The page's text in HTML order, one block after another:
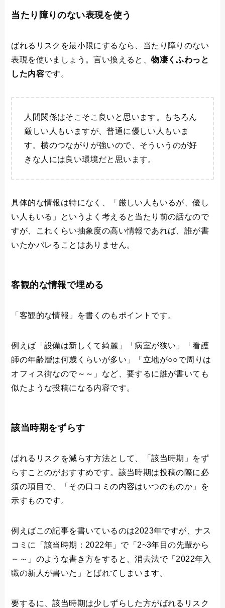
当たり障りのない表現を使う
ばれるリスクを最小限にするなら、当たり障りのない
表現を使いましょう。言い換えると、物凄くふわっと
した内容です。
人間関係はそこそこ良いと思います。もちろん
厳しい人もいますが、普通に優しい人もいま
す。横のつながりが強いので、そういうのが好
きな人には良い環境だと思います。
具体的な情報は特になく、「厳しい人もいるが、優し
い人もいる」というよく考えると当たり前の話なので
すが、これくらい抽象度の高い情報であれば、誰が書
いたかバレることはありません。
客観的な情報で埋める
「客観的な情報」を書くのもポイントです。
例えば「設備は新しくて綺麗」「病室が狭い」「看護
師の年齢層は何歳くらいが多い」「立地が○○で周りは
オフィス街なので～～」など、要するに誰が書いても
似たような投稿になる内容です。
該当時期をずらす
ばれるリスクを減らす方法として、「該当時期」をず
らすことのがおすすめです。該当時期は投稿の際に必
須の項目で、「その口コミの内容はいつのものか」を
示すものです。
例えばこの記事を書いているのは2023年ですが、ナス
コミに「該当時期：2022年」で「2~3年目の先輩から
～～」のような書き方をすると、消去法で「2022年入
職の新人が書いた」とばれてしまいます。
要するに、該当時期は少しずらした方がばれるリスク